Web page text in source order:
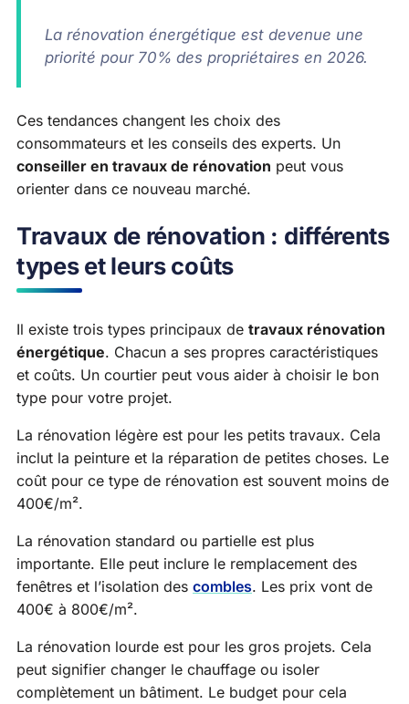
La rénovation énergétique est devenue une
priorité pour 70% des propriétaires en 2026.
Ces tendances changent les choix des
consommateurs et les conseils des experts. Un
conseiller en travaux de rénovation peut vous
orienter dans ce nouveau marché.
Travaux de rénovation : différents
types et leurs coûts
Il existe trois types principaux de travaux rénovation
énergétique. Chacun a ses propres caractéristiques
et coûts. Un courtier peut vous aider à choisir le bon
type pour votre projet.
La rénovation légère est pour les petits travaux. Cela
inclut la peinture et la réparation de petites choses. Le
coût pour ce type de rénovation est souvent moins de
400€/m².
La rénovation standard ou partielle est plus
importante. Elle peut inclure le remplacement des
fenêtres et l’isolation des combles. Les prix vont de
400€ à 800€/m².
La rénovation lourde est pour les gros projets. Cela
peut signifier changer le chauffage ou isoler
complètement un bâtiment. Le budget pour cela